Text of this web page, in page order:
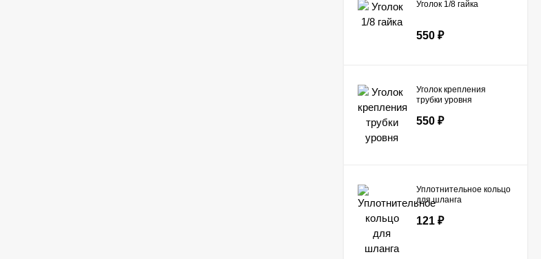
Уголок 1/8 гайка
550 ₽
Уголок крепления
трубки уровня
550 ₽
Уплотнительное кольцо
для шланга
121 ₽